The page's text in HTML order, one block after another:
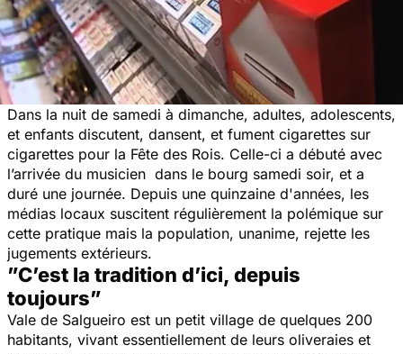
Dans la nuit de samedi à dimanche, adultes, adolescents,
et enfants discutent, dansent, et fument cigarettes sur
cigarettes pour la Fête des Rois. Celle-ci a débuté avec
l’arrivée du musicien dans le bourg samedi soir, et a
duré une journée. Depuis une quinzaine d'années, les
médias locaux suscitent régulièrement la polémique sur
cette pratique mais la population, unanime, rejette les
jugements extérieurs.
”C’est la tradition d’ici, depuis
toujours”
Vale de Salgueiro est un petit village de quelques 200
habitants, vivant essentiellement de leurs oliveraies et